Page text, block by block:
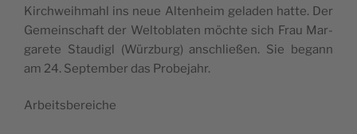
Kirc­hwe­i­hma­hl ins neue Alten­he­im gela­den hat­te. Der
Geme­in­sc­ha­ft der Wel­to­bla­ten möc­hte sich Frau Mar­
ga­r­ete Sta­u­di­gl (Würz­burg) ansc­hli­e­ßen. Sie begann
am 24. Sep­tem­ber das Probejahr.
Arbe­it­s­be­re­ic­he